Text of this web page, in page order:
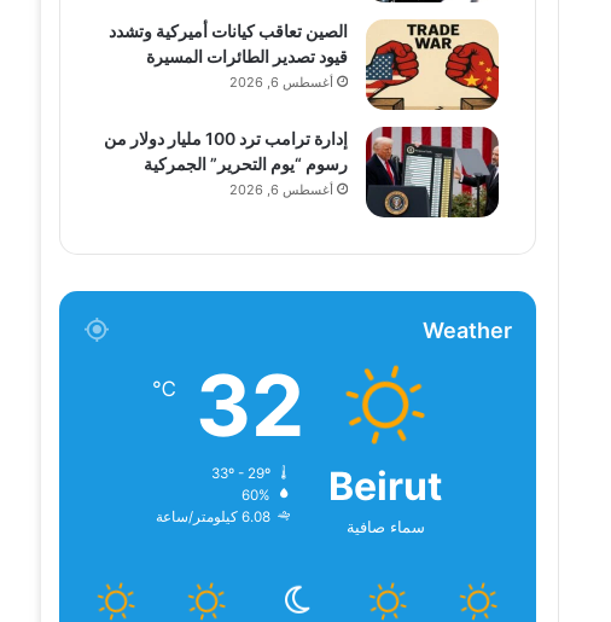
الصين تعاقب كيانات أميركية وتشدد
قيود تصدير الطائرات المسيرة
أغسطس 6, 2026
إدارة ترامب ترد 100 مليار دولار من
رسوم “يوم التحرير” الجمركية
أغسطس 6, 2026
Weather
Beirut
سماء صافية
32
℃
60%
6.08 كيلومتر/ساعة